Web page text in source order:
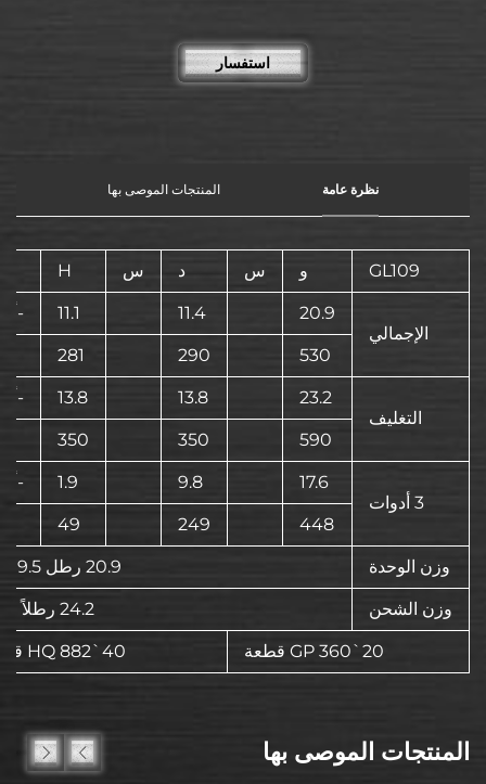
استفسار
نظرة عامة المنتجات الموصى بها
GL109 و س د س H
الإجمالي
20.9
11.4
11.1
-
530
290
281
التغليف
23.2
13.8
13.8
-
590
350
350
3 أدوات
17.6
9.8
1.9
-
448
249
49
وزن الوحدة 20.9 رطل 9.5 كجم
وزن الشحن 24.2 رطلاً 11 كغ
20`GP 360 قطعة 40`HQ 882 قطعة
المنتجات الموصى بها